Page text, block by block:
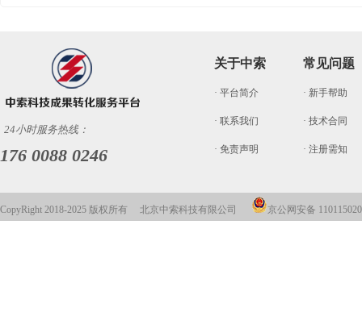
24小时服务热线：
176 0088 0246
关于中索
· 平台简介
· 联系我们
· 免责声明
常见问题
· 新手帮助
· 技术合同
· 注册需知
CopyRight 2018-2025 版权所有 北京中索科技有限公司 京公网安备